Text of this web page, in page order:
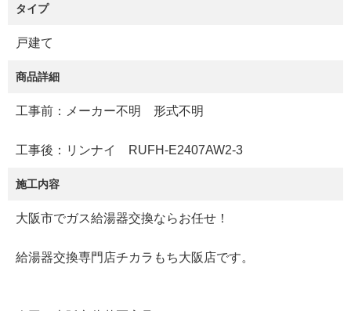
タイプ
戸建て
商品詳細
工事前：メーカー不明 形式不明
工事後：リンナイ RUFH-E2407AW2-3
施工内容
大阪市でガス給湯器交換ならお任せ！
給湯器交換専門店チカラもち大阪店です。